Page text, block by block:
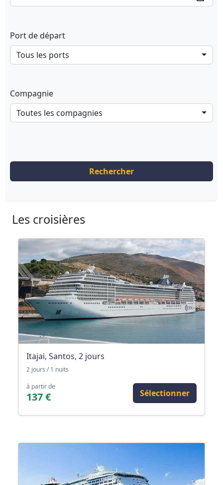
Port de départ
Tous les ports
Compagnie
Toutes les compagnies
Rechercher
Les croisières
Itajai, Santos, 2 jours
2 jours / 1 nuits
à partir de
137 € Sélectionner